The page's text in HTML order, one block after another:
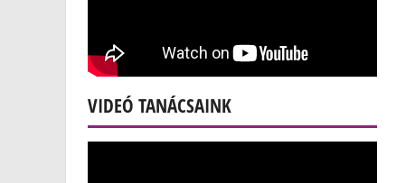
VIDEÓ TANÁCSAINK